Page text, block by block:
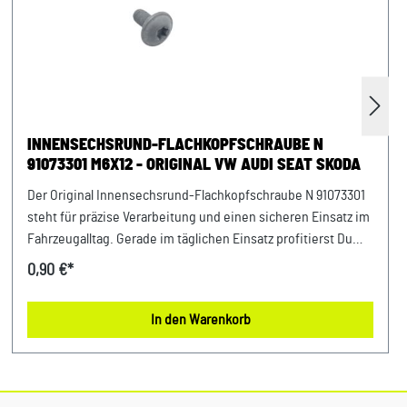
INNENSECHSRUND-FLACHKOPFSCHRAUBE N
91073301 M6X12 - ORIGINAL VW AUDI SEAT SKODA
Der Original Innensechsrund-Flachkopfschraube N 91073301
steht für präzise Verarbeitung und einen sicheren Einsatz im
Fahrzeugalltag. Gerade im täglichen Einsatz profitierst Du
von einer stabilen Funktion und einem sicheren Gefühl bei
lange Lebensdauer und zuverlässige Performance. Damit
setzt Du auf ein Bauteil, das exakt für Dein Fahrzeug
Vielseitig einsetzbar im Fahrzeugbereich Entwickelt für
0,90 €*
In den Warenkorb